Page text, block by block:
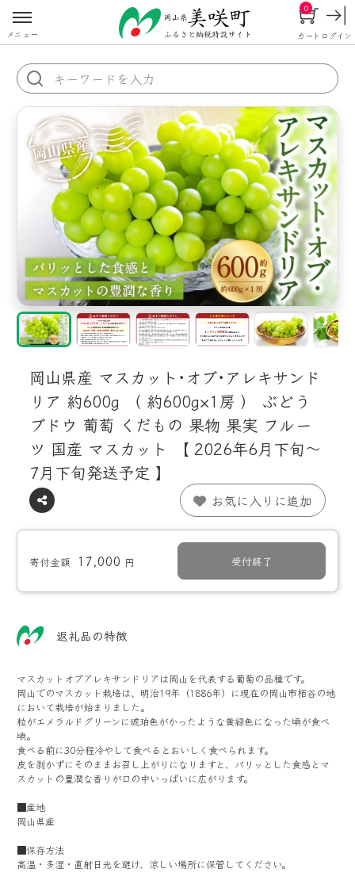
メニュー カート
0
ログイン
岡山県産 マスカット･オブ･アレキサンド
リア 約600g （ 約600g×1房 ） ぶどう
ブドウ 葡萄 くだもの 果物 果実 フルー
ツ 国産 マスカット 【 2026年6月下旬～
7月下旬発送予定 】
お気に入りに追加
寄付金額 17,000 円 受付終了
返礼品の特徴
マスカットオブアレキサンドリアは岡山を代表する葡萄の品種です。
岡山でのマスカット栽培は、明治19年（1886年）に現在の岡山市栢谷の地
において栽培が始まりました。
粒がエメラルドグリーンに琥珀色がかったような黄緑色になった頃が食べ
頃。
食べる前に30分程冷やして食べるとおいしく食べられます。
皮を剥かずにそのままお召し上がりになりますと、パリッとした食感とマ
スカットの豊潤な香りが口の中いっぱいに広がります。
■産地
岡山県産
■保存方法
高温・多湿・直射日光を避け、涼しい場所に保管してください。